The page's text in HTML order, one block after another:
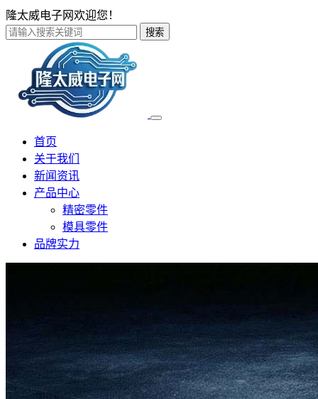
隆太威电子网欢迎您！
搜索
首页
关于我们
新闻资讯
产品中心
精密零件
模具零件
品牌实力